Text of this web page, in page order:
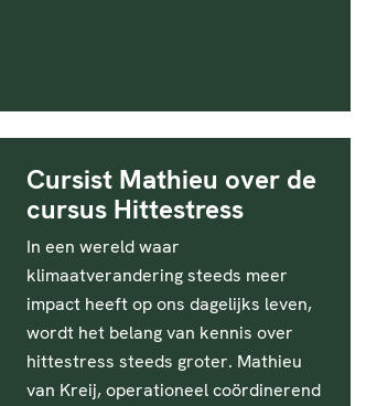
Cursist Mathieu over de
cursus Hittestress
In een wereld waar
klimaatverandering steeds meer
impact heeft op ons dagelijks leven,
wordt het belang van kennis over
hittestress steeds groter. Mathieu
van Kreij, operationeel coördinerend